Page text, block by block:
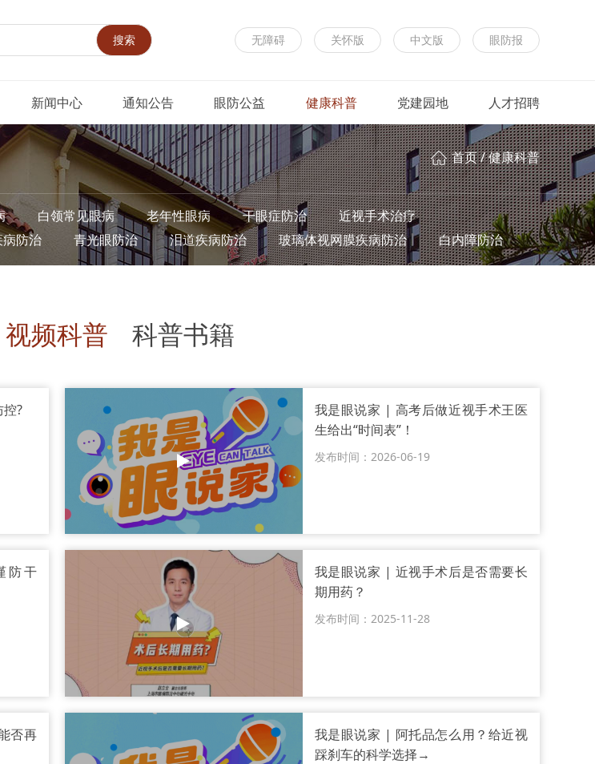
搜索 无障碍 关怀版 中文版 眼防报
新闻中心 通知公告 眼防公益 健康科普 党建园地 人才招聘
首页/健康科普
白领常见眼病 老年性眼病 干眼症防治
近视手术治疗
防治 青光眼防治 泪道疾病防治 玻璃体视网膜疾病防治 白内障防治
视频科普 科普书籍
?
我是眼说家 | 高考后做近视手术王医
生给出“时间表”！
发布时间：2026-06-19
防干
我是眼说家 | 近视手术后是否需要长
期用药？
发布时间：2025-11-28
否再
我是眼说家 | 阿托品怎么用？给近视
踩刹车的科学选择→